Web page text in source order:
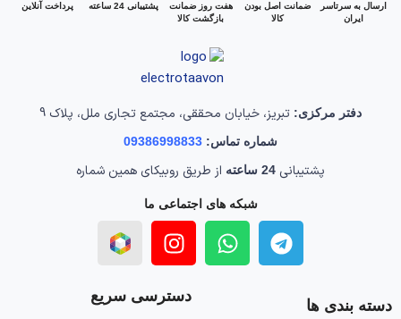
ارسال به سرتاسر
ایران
ضمانت اصل بودن
کالا
هفت روز ضمانت
بازگشت کالا
پشتیبانی 24 ساعته پرداخت آنلاین
دفتر مرکزی: تبریز، خیابان محققی، مجتمع تجاری ملل، پلاک 9
شماره تماس: 09386998833
پشتیبانی 24 ساعته از طریق روبیکای همین شماره
شبکه های اجتماعی ما
دسته بندی ها
دسترسی سریع